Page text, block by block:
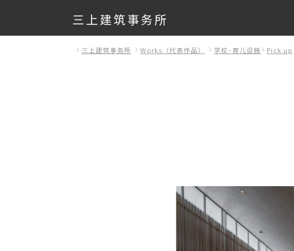
三上建筑事务所
三上建筑事务所 Works（代表作品） 学校･育儿设施 Pick up